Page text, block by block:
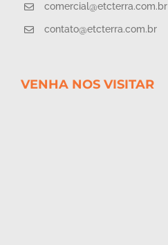
comercial@etcterra.com.br
contato@etcterra.com.br
VENHA NOS VISITAR